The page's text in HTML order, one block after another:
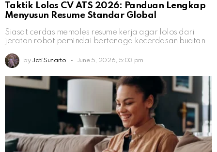
Taktik Lolos CV ATS 2026: Panduan Lengkap
Menyusun Resume Standar Global
Siasat cerdas memoles resume kerja agar lolos dari
jeratan robot pemindai bertenaga kecerdasan buatan.
by Jati Sunarto June 5, 2026, 5:03 pm